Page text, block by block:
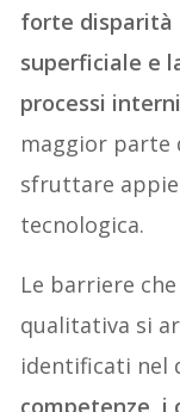
forte disparità
superficiale e
processi interni
maggior
sfruttare
tecnologica.
Le barriere
qualitativa si
identificati nel